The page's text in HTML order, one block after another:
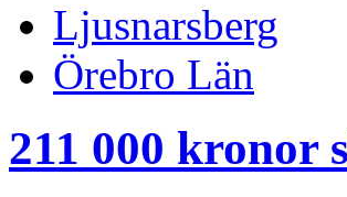
Ljusnarsberg
Örebro Län
211 000 kronor